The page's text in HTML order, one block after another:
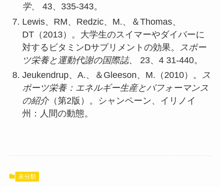
学、
43、335-343。
Lewis、RM、Redzic、M.、＆Thomas、
DT（2013）。大学生のスイマーやダイバーに
対するビタミンDサプリメントの効果。
スポー
ツ栄養と運動代謝の国際誌、
23、4 31-440。
Jeukendrup、A.、＆Gleeson、M.（2010）。 ス
ポーツ栄養：エネルギー生産とパフォーマンス
の紹介（第2版）。シャンペーン、イリノイ
州：人間の動態。
未分類